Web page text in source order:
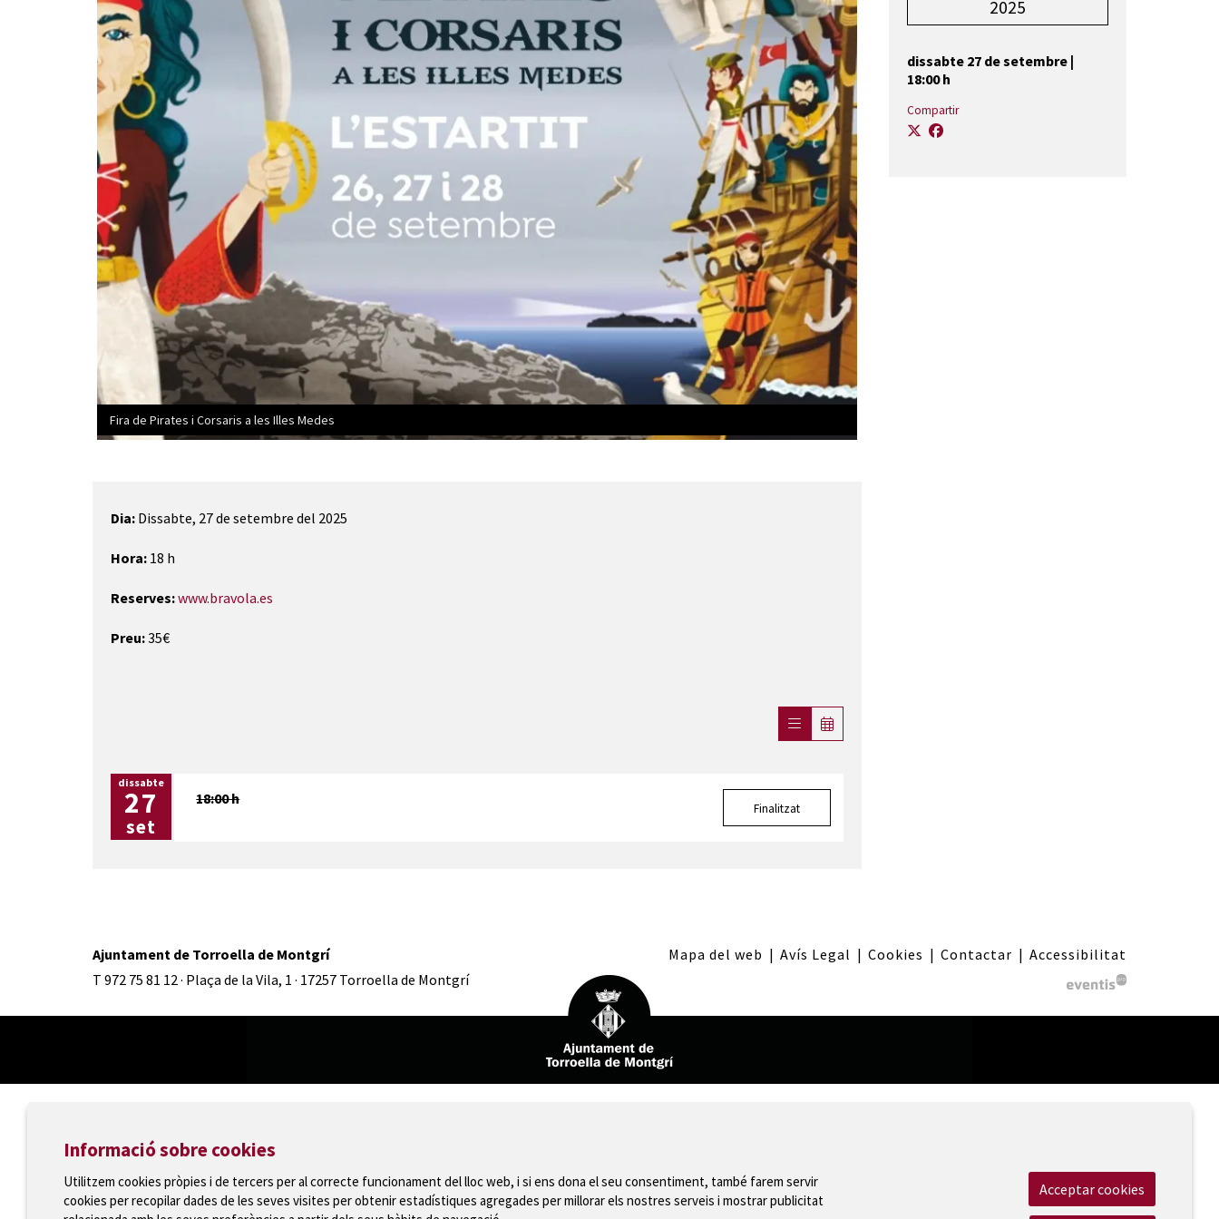
Fira de Pirates i Corsaris a les Illes Medes
Dia: Dissabte, 27 de setembre del 2025
Hora: 18 h
Reserves:www.bravola.es
Preu:35€
dissabte
27
set
18:00 h
Finalitzat
2025
dissabte 27 de setembre|
18:00 h
Compartir
Ajuntament de Torroella de Montgrí
T 972 75 81 12 · Plaça de la Vila, 1 · 17257 Torroella de Montgrí
Mapa del web | Avís Legal | Cookies | Contactar | Accessibilitat
Informació sobre cookies
Utilitzem cookies pròpies i de tercers per al correcte funcionament del lloc web, i si ens dona el seu consentiment, també farem servir
cookies per recopilar dades de les seves visites per obtenir estadístiques agregades per millorar els nostres serveis i mostrar publicitat
Acceptar cookies